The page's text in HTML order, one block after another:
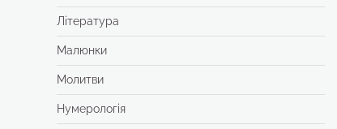
Література
Малюнки
Молитви
Нумерологія